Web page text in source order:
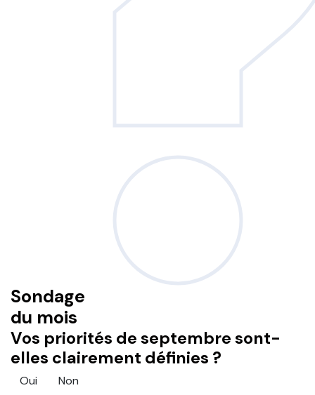
Sondage
du mois
Vos priorités de septembre sont-
elles clairement définies ?
Oui
Non